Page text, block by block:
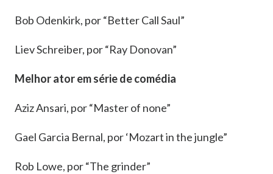
Bob Odenkirk, por “Better Call Saul”
Liev Schreiber, por “Ray Donovan”
Melhor ator em série de comédia
Aziz Ansari, por “Master of none”
Gael Garcia Bernal, por ‘Mozart in the jungle”
Rob Lowe, por “The grinder”